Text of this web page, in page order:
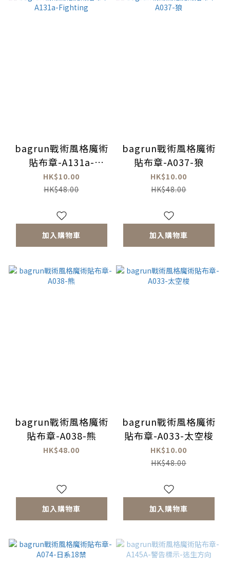
bagrun戰術風格魔術
貼布章-A131a-
Fighting
HK$10.00
HK$48.00
加入購物車
bagrun戰術風格魔術
貼布章-A037-狼
HK$10.00
HK$48.00
加入購物車
bagrun戰術風格魔術
貼布章-A038-熊
HK$48.00
加入購物車
bagrun戰術風格魔術
貼布章-A033-太空梭
HK$10.00
HK$48.00
加入購物車